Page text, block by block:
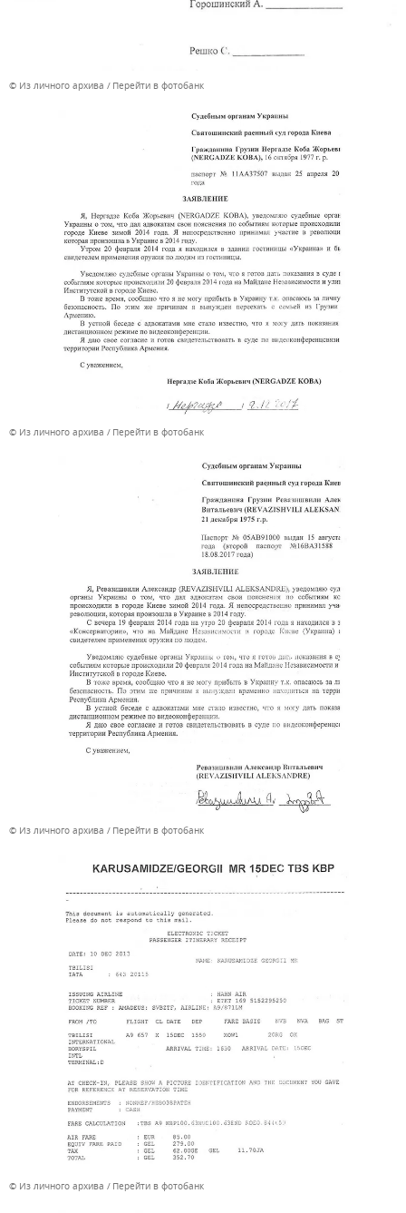
© Из личного архива Перейти в фотобанк
© Из личного архива Перейти в фотобанк
© Из личного архива Перейти в фотобанк
© Из личного архива Перейти в фотобанк